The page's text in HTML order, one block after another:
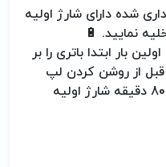
شده دارای شارژ اولیه
نمایید. 🔋
بار ابتدا باتری را بر
از روشن کردن لپ
تاپ، آن را به مدت 30 الی 80 دقیقه شارژ اولیه